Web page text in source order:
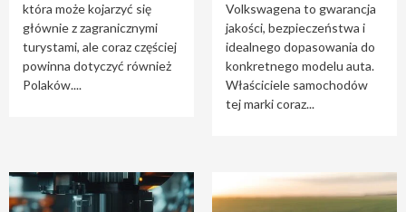
2
Oryginalne części do Volkswagena –
dlaczego warto je wybierać?
Cięcie laserem i frezowanie CNC –
która może kojarzyć się
głównie z zagranicznymi
turystami, ale coraz częściej
powinna dotyczyć również
Polaków....
Volkswagena to gwarancja
jakości, bezpieczeństwa i
idealnego dopasowania do
konkretnego modelu auta.
Właściciele samochodów
tej marki coraz...